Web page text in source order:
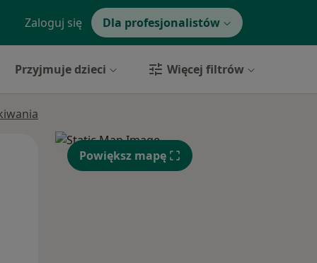
Zaloguj się Dla profesjonalistów
Przyjmuje dzieci Więcej filtrów
Wt, Śr,
Powiększ mapę